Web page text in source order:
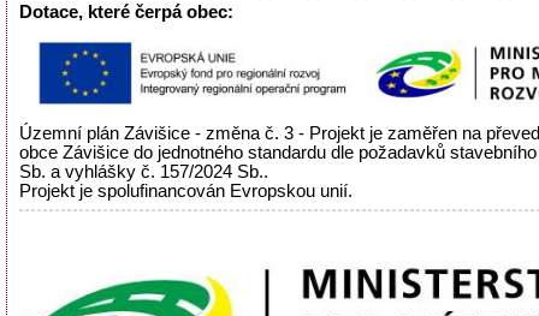
Dotace, které čerpá obec:
Územní plán Závišice - změna č. 3 - Projekt je zaměřen na
obce Závišice do jednotného standardu dle požadavků
Sb. a vyhlášky č. 157/2024 Sb..
Projekt je spolufinancován Evropskou unií.